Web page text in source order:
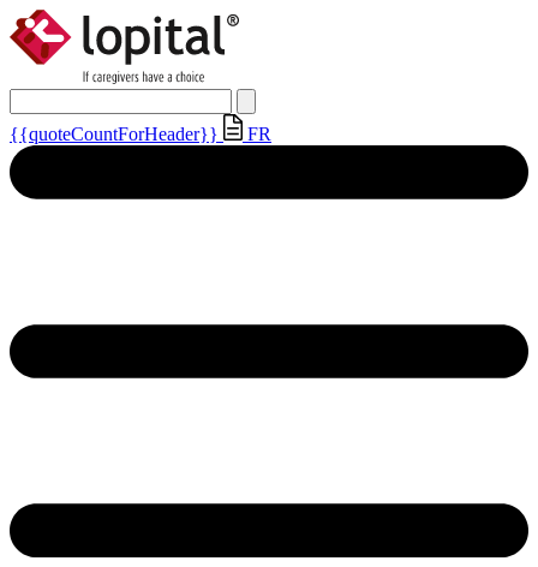
{{quoteCountForHeader}} FR